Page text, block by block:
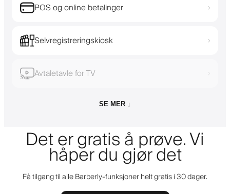
POS og online betalinger ›
Selvregistreringskiosk ›
Avtaletavle for TV ›
SE MER ↓
Det er gratis å prøve. Vi
håper du gjør det
Få tilgang til alle Barberly-funksjoner helt gratis i 30 dager.